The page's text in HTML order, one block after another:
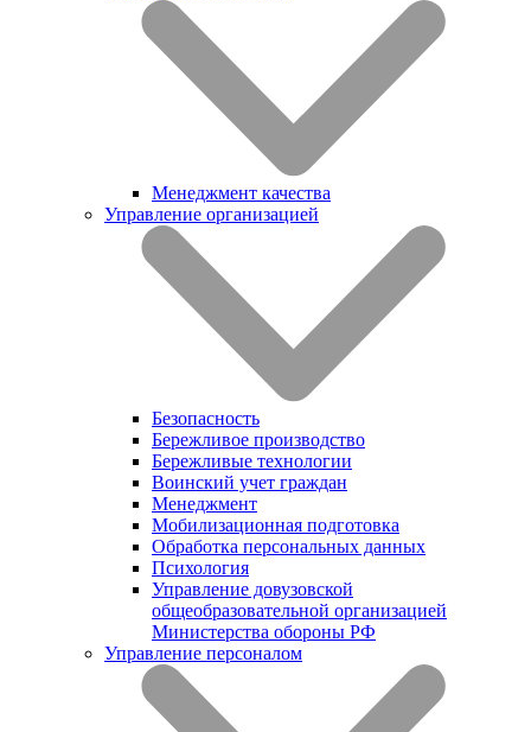
Менеджмент качества
Управление организацией
Безопасность
Бережливое производство
Бережливые технологии
Воинский учет граждан
Менеджмент
Мобилизационная подготовка
Обработка персональных данных
Психология
Управление довузовской
общеобразовательной организацией
Министерства обороны РФ
Управление персоналом